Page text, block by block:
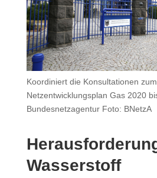
Koordiniert die Konsultationen zum
Netzentwicklungsplan Gas 2020
Bundesnetzagentur Foto: BNetzA
Wasserstoff